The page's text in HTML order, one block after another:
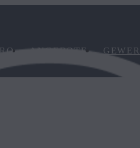
ANGEBOTE